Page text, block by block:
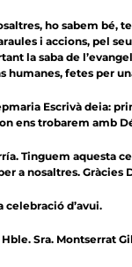
ho sabem bé,
i accions, pel
la saba de
humanes, fetes per
Escrivà deia:
ens trobarem amb
Tinguem aquesta
a nosaltres. Gràcies
celebració d’avui.
Hble. Sra. Montserrat